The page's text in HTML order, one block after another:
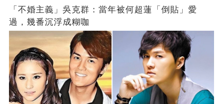
「不婚主義」吳克群：當年被何超蓮「倒貼」愛
過，幾番沉浮成糊咖